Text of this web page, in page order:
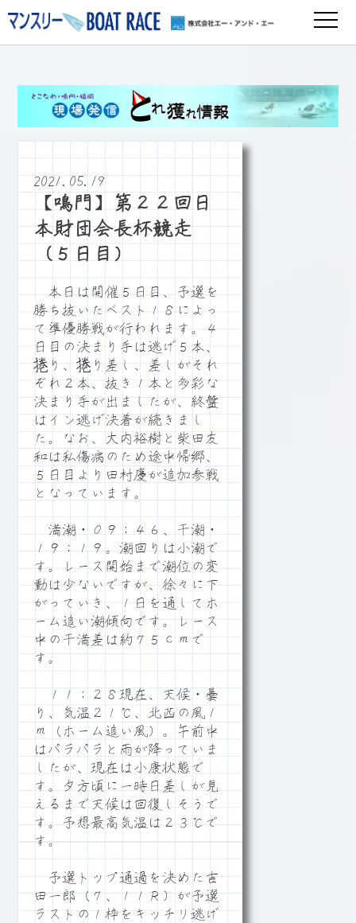
2021.05.19
【鳴門】第２２回日
本財団会長杯競走
（５日目）
本日は開催５日目、予選を
勝ち抜いたベスト１８によっ
て準優勝戦が行われます。４
日目の決まり手は逃げ５本、
捲り、捲り差し、差しがそれ
ぞれ２本、抜き１本と多彩な
決まり手が出ましたが、終盤
はイン逃げ決着が続きまし
た。なお、大内裕樹と柴田友
和は私傷病のため途中帰郷、
５日目より田村慶が追加参戦
となっています。
満潮・０９：４６、干潮・
１９：１９。潮回りは小潮で
す。レース開始まで潮位の変
動は少ないですが、徐々に下
がっていき、１日を通してホ
ーム追い潮傾向です。レース
中の干満差は約７５ｃｍで
す。
１１：２８現在、天候・曇
り、気温２１℃、北西の風１
ｍ（ホーム追い風）。午前中
はパラパラと雨が降っていま
したが、現在は小康状態で
す。夕方頃に一時日差しが見
えるまで天候は回復しそうで
す。予想最高気温は２３℃で
す。
予選トップ通過を決めた吉
田一郎（７、１１Ｒ）が予選
ラストの１枠をキッチリ逃げ